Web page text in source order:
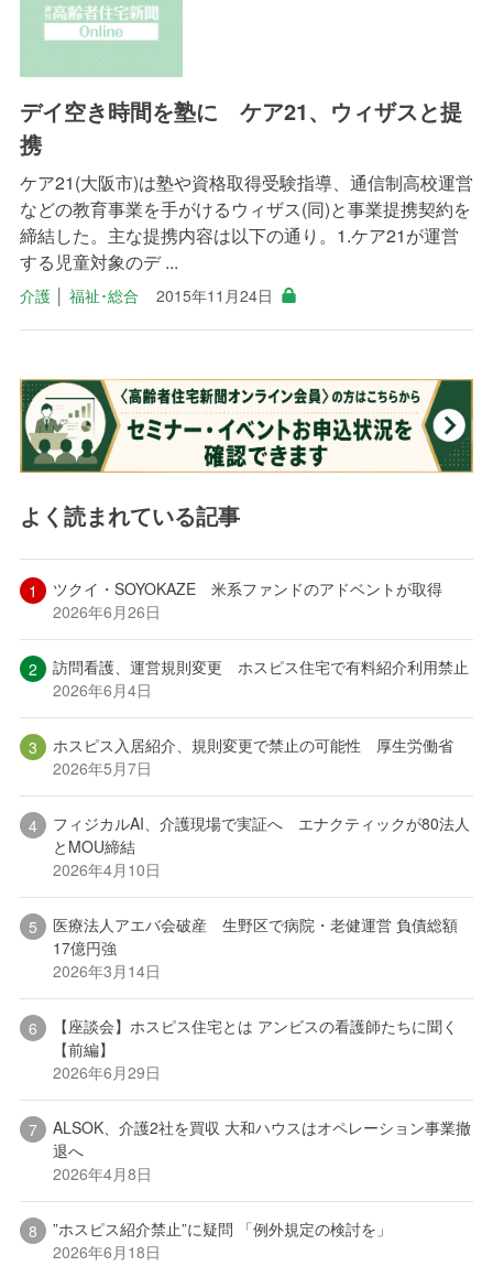
デイ空き時間を塾に ケア21、ウィザスと提
携
ケア21(大阪市)は塾や資格取得受験指導、通信制高校運営
などの教育事業を手がけるウィザス(同)と事業提携契約を
締結した。主な提携内容は以下の通り。1.ケア21が運営
する児童対象のデ ...
介護│ 福祉･総合 2015年11月24日
よく読まれている記事
ツクイ・SOYOKAZE 米系ファンドのアドベントが取得
2026年6月26日
訪問看護、運営規則変更 ホスピス住宅で有料紹介利用禁止
2026年6月4日
ホスピス入居紹介、規則変更で禁止の可能性 厚生労働省
2026年5月7日
フィジカルAI、介護現場で実証へ エナクティックが80法人
とMOU締結
2026年4月10日
医療法人アエバ会破産 生野区で病院・老健運営 負債総額
17億円強
2026年3月14日
【座談会】ホスピス住宅とは アンビスの看護師たちに聞く
【前編】
2026年6月29日
ALSOK、介護2社を買収 大和ハウスはオペレーション事業撤
退へ
2026年4月8日
”ホスピス紹介禁止”に疑問 「例外規定の検討を」
2026年6月18日